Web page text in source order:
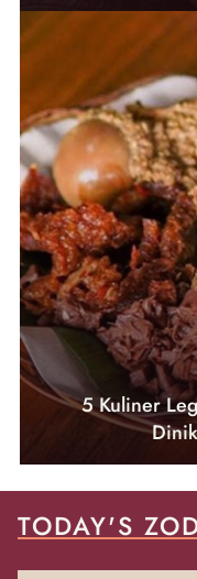
5 Kuliner
TODAY'S